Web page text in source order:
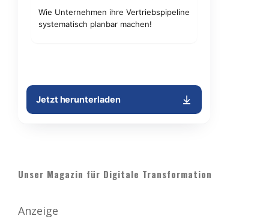
Unser Magazin für Digitale Transformation
Anzeige